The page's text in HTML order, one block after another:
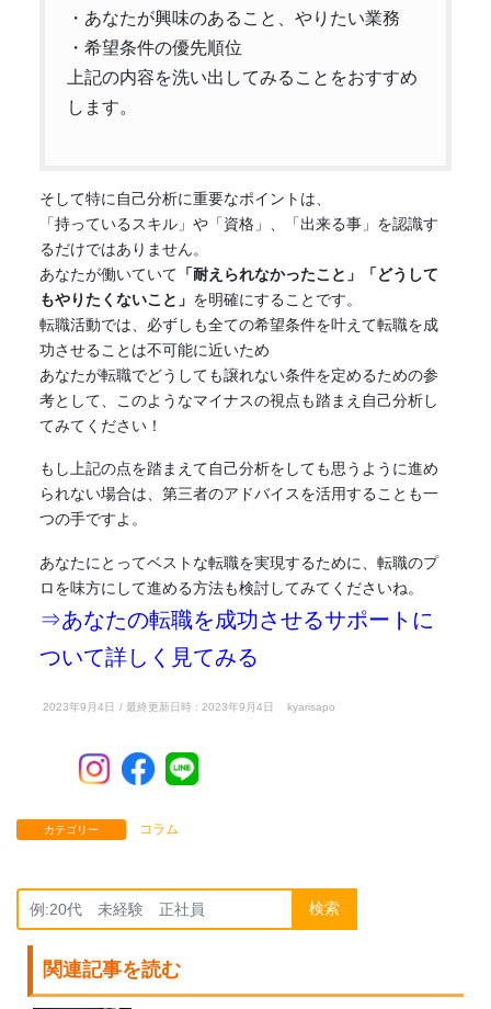
・あなたが興味のあること、やりたい業務
・希望条件の優先順位
上記の内容を洗い出してみることをおすすめ
します。
そして特に自己分析に重要なポイントは、
「持っているスキル」や「資格」、「出来る事」を認識す
るだけではありません。
あなたが働いていて 「耐えられなかったこと」「どうして
もやりたくないこと」 を明確にすることです。
転職活動では、必ずしも全ての希望条件を叶えて転職を成
功させることは不可能に近いため
あなたが転職でどうしても譲れない条件を定めるための参
考として、このようなマイナスの視点も踏まえ自己分析し
てみてください！
もし上記の点を踏まえて自己分析をしても思うように進め
られない場合は、第三者のアドバイスを活用することも一
つの手ですよ。
あなたにとってベストな転職を実現するために、転職のプ
ロを味方にして進める方法も検討してみてくださいね。
⇒あなたの転職を成功させるサポートに
ついて詳しく見てみる
2023年9月4日 / 最終更新日時 : 2023年9月4日 kyarisapo
カテゴリー コラム
検索
関連記事を読む